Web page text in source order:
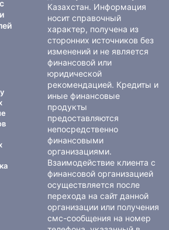
Казахстан. Информация
носит справочный
характер, получена из
сторонних источников без
изменений и не является
финансовой или
юридической
рекомендацией. Кредиты и
иные финансовые
продукты
предоставляются
непосредственно
финансовыми
организациями.
Взаимодействие клиента с
финансовой организацией
осуществляется после
перехода на сайт данной
организации или получения
смс-сообщения на номер